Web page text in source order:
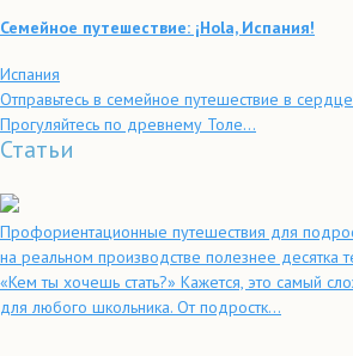
Семейное путешествие: ¡Hola, Испания!
Испания
Отправьтесь в семейное путешествие в
Прогуляйтесь по древнему Толе...
Статьи
Профориентационные путешествия для
на реальном производстве полезнее десятка
«Кем ты хочешь стать?» Кажется, это самый
для любого школьника. От подростк...